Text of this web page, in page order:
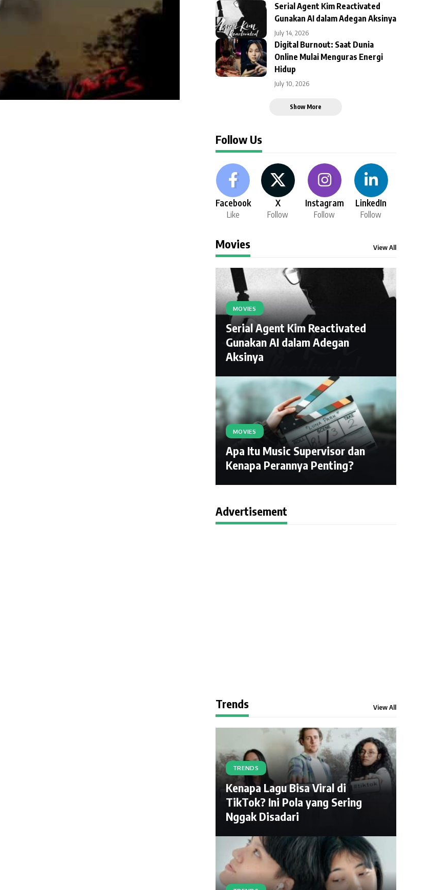
Serial Agent Kim Reactivated
Gunakan AI dalam Adegan Aksinya
July 14, 2026
Digital Burnout: Saat Dunia
Online Mulai Menguras Energi
Hidup
July 10, 2026
Show More
Follow Us
Facebook
Like
X
Follow
Instagram
Follow
LinkedIn
Follow
Movies View All
MOVIES
Serial Agent Kim Reactivated
Gunakan AI dalam Adegan
Aksinya
MOVIES
Apa Itu Music Supervisor dan
Kenapa Perannya Penting?
Advertisement
Trends View All
TRENDS
Kenapa Lagu Bisa Viral di
TikTok? Ini Pola yang Sering
Nggak Disadari